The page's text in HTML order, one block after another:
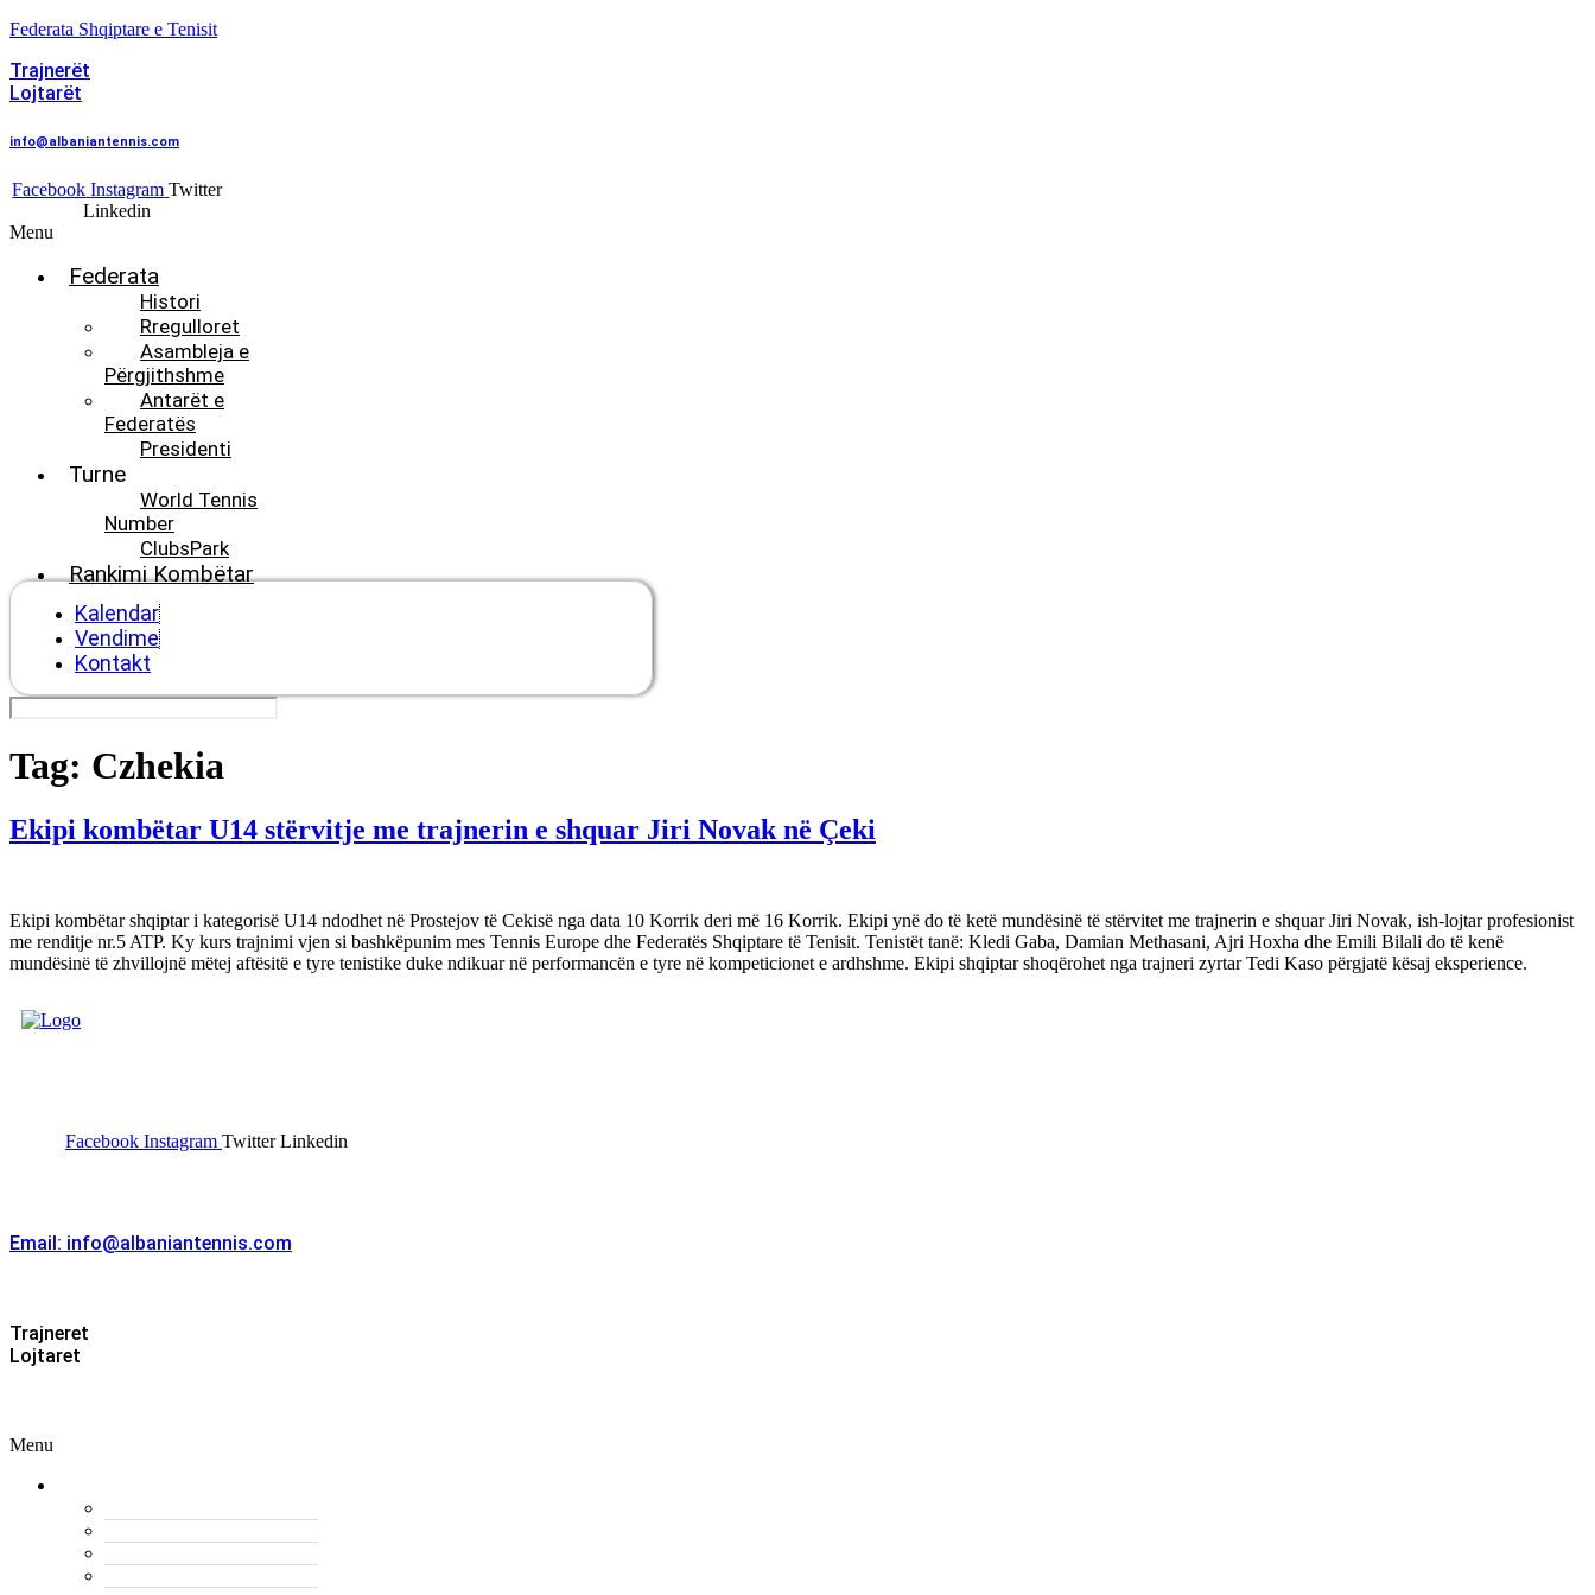
Federata Shqiptare e Tenisit
Trajnerët
Lojtarët
info@albaniantennis.com
Facebook Instagram Twitter
Linkedin
Menu
Federata
Histori
Rregulloret
Asambleja e
Përgjithshme
Antarët e
Federatës
Presidenti
Turne
World Tennis
Number
ClubsPark
Rankimi Kombëtar
Kalendar
Vendime
Kontakt
Tag: Czhekia
Еkipi kombëtar U14 stërvitje me trajnerin e shquar Jiri Novak në Çeki
Еkipi kombëtar shqiptar i kategorisë U14 ndodhet në Prostejov të Cekisë nga data 10 Korrik deri më 16 Korrik. Ekipi ynë do të ketë mundësinë të stërvitet me trajnerin e shquar Jiri Novak, ish-lojtar profesionist
me renditje nr.5 ATP. Ky kurs trajnimi vjen si bashkëpunim mes Tennis Europe dhe Federatës Shqiptare të Tenisit. Tenistët tanë: Kledi Gaba, Damian Methasani, Ajri Hoxha dhe Emili Bilali do të kenë
mundësinë të zhvillojnë mëtej aftësitë e tyre tenistike duke ndikuar në performancën e tyre në kompeticionet e ardhshme. Ekipi shqiptar shoqërohet nga trajneri zyrtar Tedi Kaso përgjatë kësaj eksperience.
Facebook Instagram Twitter Linkedin
Email: info@albaniantennis.com
Trajneret
Lojtaret
Menu